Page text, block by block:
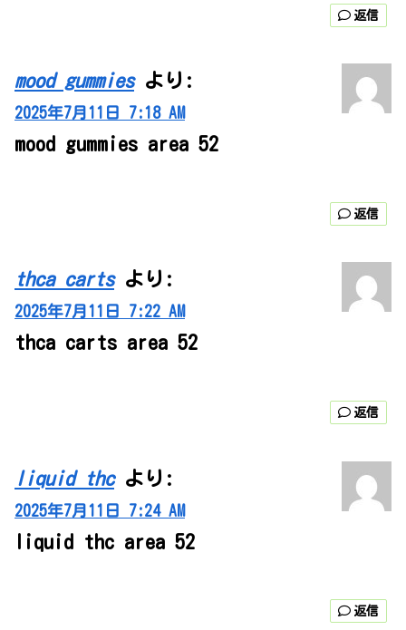
返信
mood gummies より:
2025年7月11日 7:18 AM
mood gummies area 52
返信
thca carts より:
2025年7月11日 7:22 AM
thca carts area 52
返信
liquid thc より:
2025年7月11日 7:24 AM
liquid thc area 52
返信